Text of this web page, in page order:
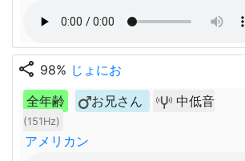
share 98% じょにお
全年齢
お兄さん 中低音
(151Hz)
アメリカン